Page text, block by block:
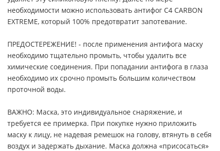
необходимости можно использовать антифог C4 CARBON
EXTREME, который 100% предотвратит запотевание.
ПРЕДОСТЕРЕЖЕНИЕ! - после применения антифога маску
необходимо тщательно промыть, чтобы удалить все
химические соединения. При попадании антифога в глаза
необходимо их срочно промыть большим количеством
проточной воды.
ВАЖНО: Маска, это индивидуальное снаряжение, и
требуется ее примерка. При покупке нужно приложить
маску к лицу, не надевая ремешок на голову, втянуть в себя
воздух и задержать дыхание. Маска должна «присосаться»